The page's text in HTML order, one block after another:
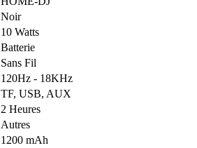
Noir
10 Watts
Batterie
Sans Fil
120Hz - 18KHz
TF, USB, AUX
2 Heures
Autres
1200 mAh